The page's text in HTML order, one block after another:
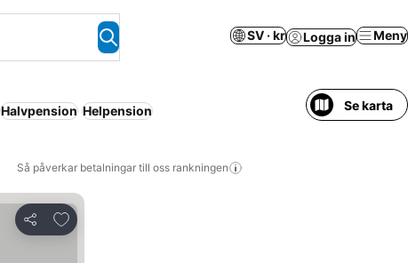
SV · kr Logga in Meny
Halvpension Helpension Se karta
Så påverkar betalningar till oss rankningen
Dela
Lägg till i Mina Favoriter